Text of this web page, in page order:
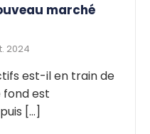
marché
2024
est-il en train de
fond est
[...]